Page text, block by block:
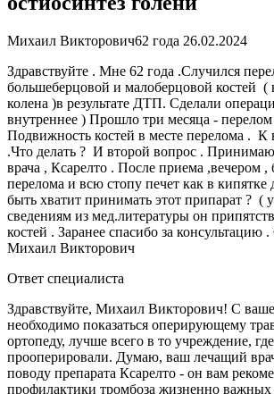
Михаил Викторович62 года 26.02.2024
Здравствуйте . Мне 62 года .Случился
большеберцовой и малоберцовой костей (
колена )в результате ДТП. Сделали
внутреннее ) Прошло три месяца - перелом
Подвижность костей в месте перелома . К
.Что делать ? И второй вопрос .
врача , Ксарелто . После приема ,вечером
перелома и всю стопу печет как в
быть хватит принимать этот припарат ? (
сведениям из мед.литературы он
костей . Заранее спасибо за консультацию
Михаил Викторович
Ответ специалиста
Здравствуйте, Михаил Викторович! С
необходимо показаться оперирующему
ортопеду, лучше всего в то учреждение,
прооперировали. Думаю, ваш лечащий
поводу препарата Ксарелто - он вам
профилактики тромбоза жизненно важных